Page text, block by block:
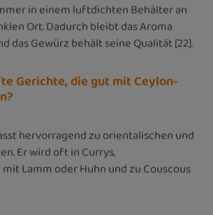
in einem luftdichten Behälter an
Ort. Dadurch bleibt das Aroma
das Gewürz behält seine Qualität [22].
Gerichte, die gut mit Ceylon-
hervorragend zu orientalischen und
Er wird oft in Currys,
Lamm oder Huhn und zu Couscous